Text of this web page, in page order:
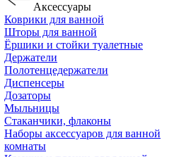
Аксессуары
Коврики для ванной
Шторы для ванной
Ёршики и стойки туалетные
Держатели
Полотенцедержатели
Диспенсеры
Дозаторы
Мыльницы
Стаканчики, флаконы
Наборы аксессуаров для ванной
комнаты